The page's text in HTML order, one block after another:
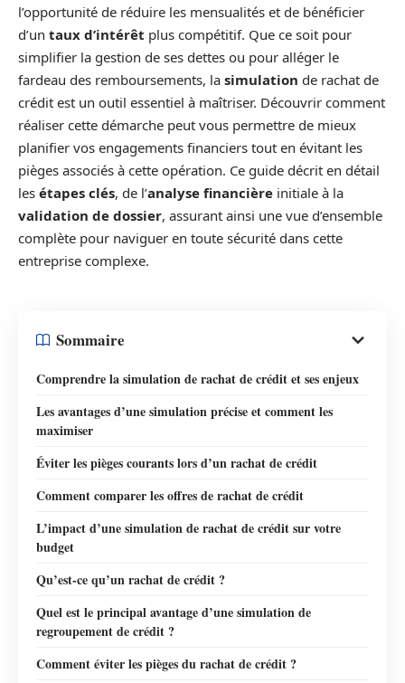
l’opportunité de réduire les mensualités et de bénéficier
d’un taux d’intérêt plus compétitif. Que ce soit pour
simplifier la gestion de ses dettes ou pour alléger le
fardeau des remboursements, la simulation de rachat de
crédit est un outil essentiel à maîtriser. Découvrir comment
réaliser cette démarche peut vous permettre de mieux
planifier vos engagements financiers tout en évitant les
pièges associés à cette opération. Ce guide décrit en détail
les étapes clés, de l’analyse financière initiale à la
validation de dossier, assurant ainsi une vue d’ensemble
complète pour naviguer en toute sécurité dans cette
entreprise complexe.
Sommaire
Comprendre la simulation de rachat de crédit et ses enjeux
Les avantages d’une simulation précise et comment les
maximiser
Éviter les pièges courants lors d’un rachat de crédit
Comment comparer les offres de rachat de crédit
L’impact d’une simulation de rachat de crédit sur votre
budget
Qu’est-ce qu’un rachat de crédit ?
Quel est le principal avantage d’une simulation de
regroupement de crédit ?
Comment éviter les pièges du rachat de crédit ?